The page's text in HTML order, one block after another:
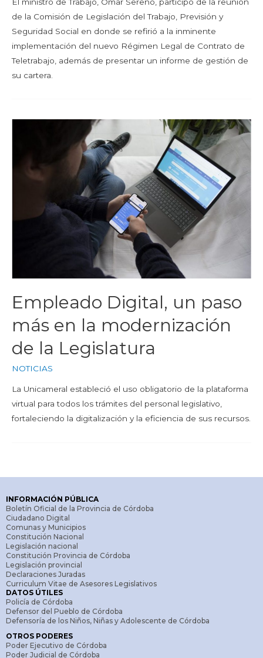
de la Comisión de Legislación del Trabajo, Previsión y
Seguridad Social en donde se refirió a la inminente
implementación del nuevo Régimen Legal de Contrato de
Teletrabajo, además de presentar un informe de gestión de
su cartera.
Empleado Digital, un paso
más en la modernización
de la Legislatura
NOTICIAS
La Unicameral estableció el uso obligatorio de la plataforma
virtual para todos los trámites del personal legislativo,
fortaleciendo la digitalización y la eficiencia de sus recursos.
INFORMACIÓN PÚBLICA
Boletín Oficial de la Provincia de Córdoba
Ciudadano Digital
Comunas y Municipios
Constitución Nacional
Legislación nacional
Constitución Provincia de Córdoba
Legislación provincial
Declaraciones Juradas
Curriculum Vitae de Asesores Legislativos
DATOS ÚTILES
Policía de Córdoba
Defensor del Pueblo de Córdoba
Defensoría de los Niños, Niñas y Adolescente de Córdoba
OTROS PODERES
Poder Ejecutivo de Córdoba
Poder Judicial de Córdoba